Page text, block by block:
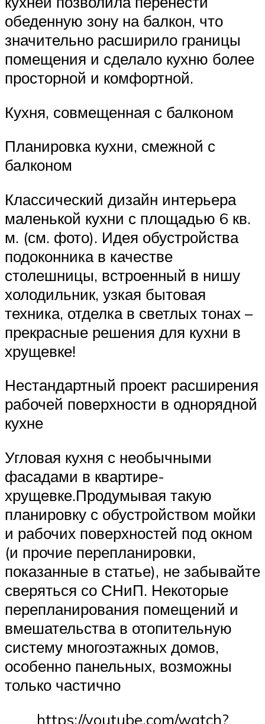
обеденную зону на балкон, что
значительно расширило границы
помещения и сделало кухню более
просторной и комфортной.
Кухня, совмещенная с балконом
Планировка кухни, смежной с
балконом
Классический дизайн интерьера
маленькой кухни с площадью 6 кв.
м. (см. фото). Идея обустройства
подоконника в качестве
столешницы, встроенный в нишу
холодильник, узкая бытовая
техника, отделка в светлых тонах –
прекрасные решения для кухни в
хрущевке!
Нестандартный проект расширения
рабочей поверхности в однорядной
кухне
Угловая кухня с необычными
фасадами в квартире-
хрущевке.Продумывая такую
планировку с обустройством мойки
и рабочих поверхностей под окном
(и прочие перепланировки,
показанные в статье), не забывайте
сверяться со СНиП. Некоторые
перепланирования помещений и
вмешательства в отопительную
систему многоэтажных домов,
особенно панельных, возможны
только частично
https://youtube.com/watch?